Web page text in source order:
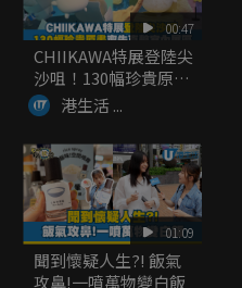
00:47
CHIIKAWA特展登陸尖
沙咀！130幅珍貴原
畫...
港生活 ...
01:09
聞到懷疑人生?! 飯氣
攻鼻!一噴萬物變白飯